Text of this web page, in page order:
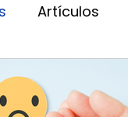
Artículos